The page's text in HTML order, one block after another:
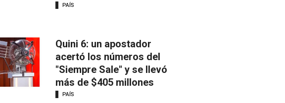
PAÍS
Quini 6: un apostador
acertó los números del
"Siempre Sale" y se llevó
más de $405 millones
PAÍS